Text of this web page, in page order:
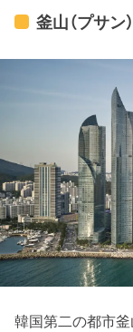
득하다. 고즈넉
한데 모여 옛스
です。 特に韓
ウル）はいろん
集結していま
屋（ハノッ）※
がらの趣を醸
す。 ※韓屋…韓国の伝統的な
つくりをした
釜山（プサン）
韓国第二の都市